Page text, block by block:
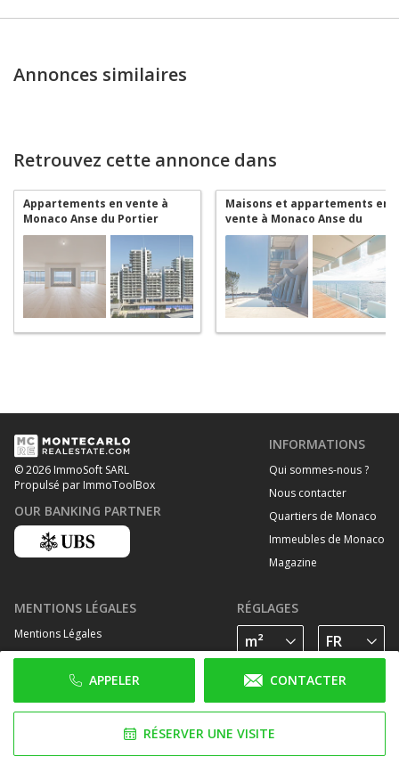
APPELER CONTACTER
RÉSERVER UNE VISITE
Annonces similaires
Retrouvez cette annonce dans
Appartements en vente à
Monaco Anse du Portier
Maisons et appartements en
vente à Monaco Anse du
Portier
© 2026 ImmoSoft SARL
Propulsé par ImmoToolBox
OUR BANKING PARTNER
INFORMATIONS
Qui sommes-nous ?
Nous contacter
Quartiers de Monaco
Immeubles de Monaco
Magazine
MENTIONS LÉGALES
Mentions Légales
Traitement des données personelles
Politique de cookies
RÉGLAGES
SUIVEZ-NOUS SUR